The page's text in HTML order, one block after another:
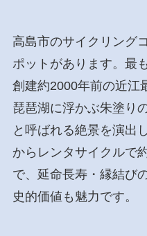
高島市のサイクリング
ポットがあります。最
創建約2000年前の近江
琵琶湖に浮かぶ朱塗り
と呼ばれる絶景を演出
からレンタサイクルで
で、延命長寿・縁結び
史的価値も魅力です。